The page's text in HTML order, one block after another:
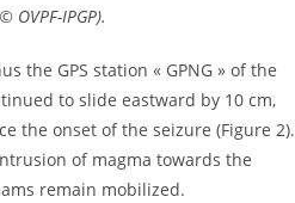
IPGP).
the GPS station « GPNG » of the
to slide eastward by 10 cm,
the onset of the seizure (Figure 2).
of magma towards the
remain mobilized.